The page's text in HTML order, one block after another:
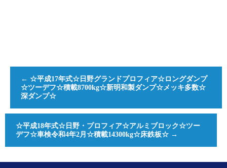
← ☆平成17年式☆日野グランドプロフィア☆ロングダンプ
☆ツーデフ☆積載8700kg☆新明和製ダンプ☆メッキ多数☆
深ダンプ☆
☆平成18年式☆日野・プロフィア☆アルミブロック☆ツー
デフ☆車検令和4年2月☆積載14300kg☆床鉄板☆ →